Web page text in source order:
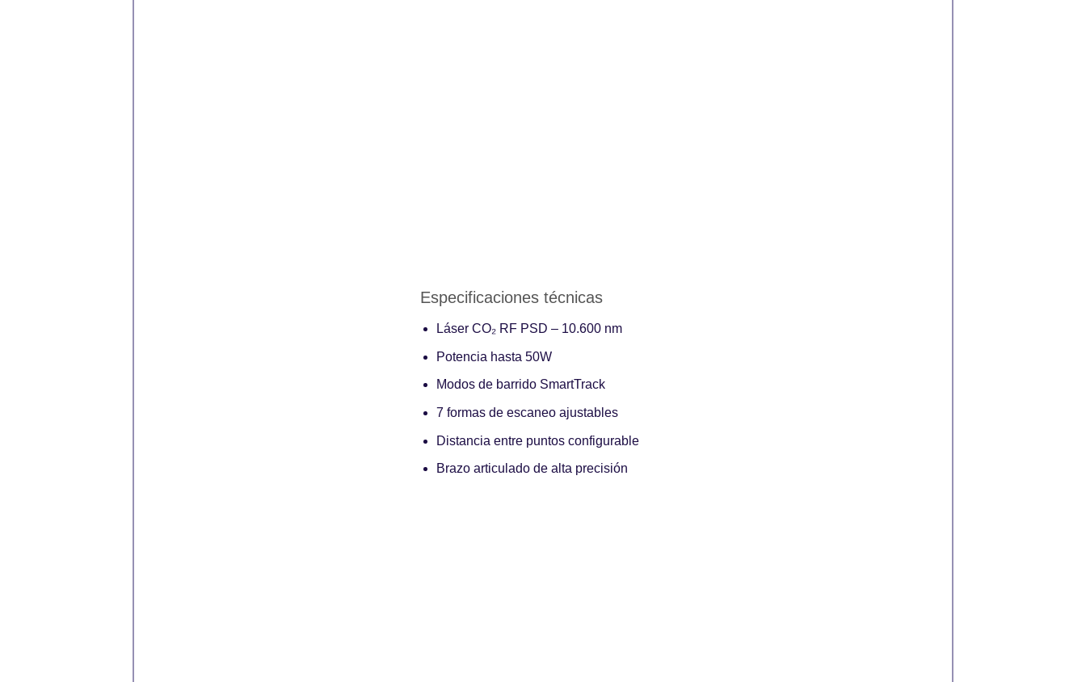
Especificaciones técnicas
Láser CO₂ RF PSD – 10.600 nm
Potencia hasta 50W
Modos de barrido SmartTrack
7 formas de escaneo ajustables
Distancia entre puntos configurable
Brazo articulado de alta precisión